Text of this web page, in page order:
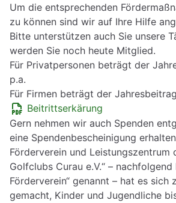
Um die entsprechenden
zu können sind wir auf Ihre Hilfe
Bitte unterstützen auch Sie unsere
werden Sie noch heute Mitglied.
Für Privatpersonen beträgt der
p.a.
Für Firmen beträgt der
Beitrittserkärung
Gern nehmen wir auch Spenden
eine Spendenbescheinigung
Förderverein und Leistungszentrum
Golfclubs Curau e.V.“ –
Förderverein“ genannt – hat es sich
gemacht, Kinder und Jugendliche